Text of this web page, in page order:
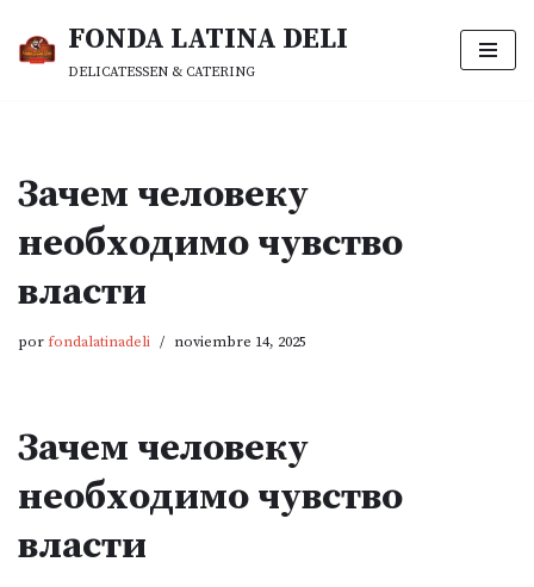
Saltar
FONDA LATINA DELI
DELICATESSEN & CATERING
Зачем человеку
необходимо чувство
власти
porfondalatinadeli noviembre 14, 2025
Зачем человеку
необходимо чувство
власти